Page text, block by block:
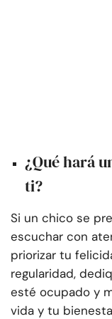
¿Qué hará
ti?
Si un chico se
escuchar con
priorizar tu
regularidad,
esté ocupado y
vida y tu